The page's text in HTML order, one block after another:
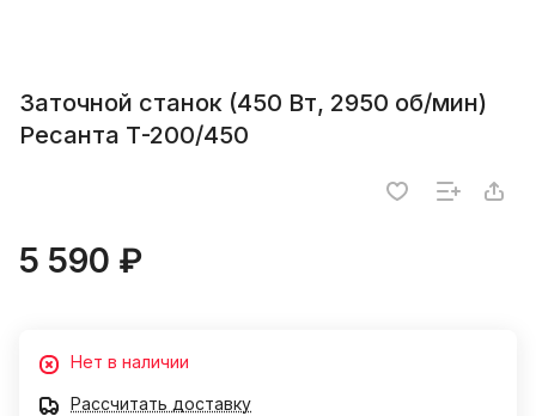
Заточной станок (450 Вт, 2950 об/мин)
Ресанта Т-200/450
5 590 ₽
Нет в наличии
Рассчитать доставку